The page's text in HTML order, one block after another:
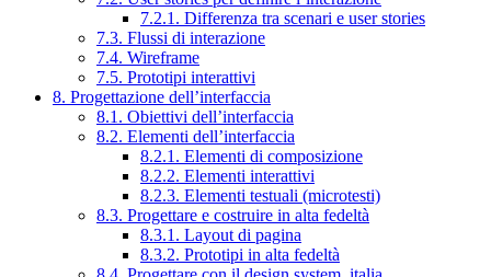
7.2.1. Differenza tra scenari e user stories
7.3. Flussi di interazione
7.4. Wireframe
7.5. Prototipi interattivi
8. Progettazione dell’interfaccia
8.1. Obiettivi dell’interfaccia
8.2. Elementi dell’interfaccia
8.2.1. Elementi di composizione
8.2.2. Elementi interattivi
8.2.3. Elementi testuali (microtesti)
8.3. Progettare e costruire in alta fedeltà
8.3.1. Layout di pagina
8.3.2. Prototipi in alta fedeltà